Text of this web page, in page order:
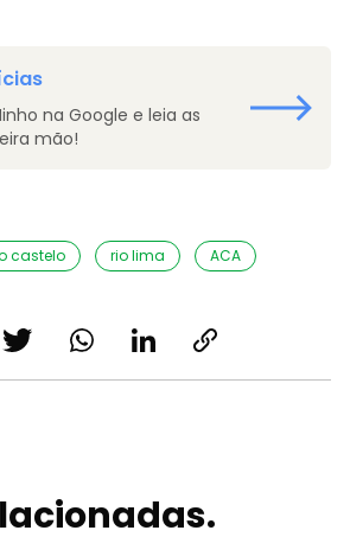
na Google e leia as
mão!
castelo rio lima ACA